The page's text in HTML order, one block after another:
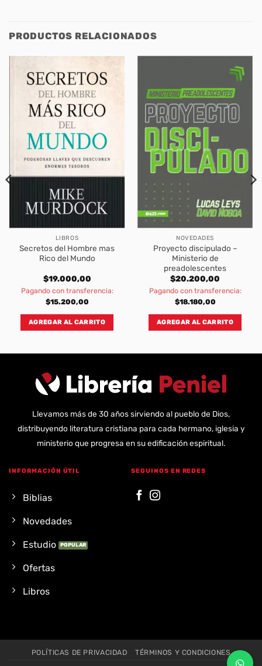
PRODUCTOS RELACIONADOS
LIBROS
Secretos del Hombre mas
Rico del Mundo
$19.000,00
Pagando con transferencia:
$15.200,00
AGREGAR AL CARRITO
NOVEDADES
Proyecto discipulado –
Ministerio de
preadolescentes
$20.200,00
Pagando con transferencia:
$18.180,00
AGREGAR AL CARRITO
Llevamos más de 30 años sirviendo al pueblo de Dios,
distribuyendo literatura cristiana para cada hermano, iglesia y
ministerio que progresa en su edificación espiritual.
INFORMACIÓN ÚTIL
Biblias
Novedades
Estudio
Ofertas
Libros
SEGUINOS EN REDES
POLÍTICAS DE PRIVACIDAD TÉRMINOS Y CONDICIONES